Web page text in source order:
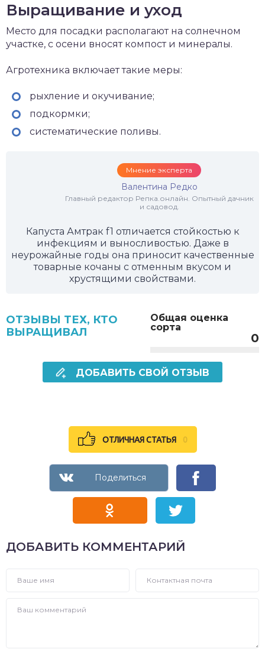
Выращивание и уход
Место для посадки располагают на солнечном
участке, с осени вносят компост и минералы.
Агротехника включает такие меры:
рыхление и окучивание;
подкормки;
систематические поливы.
Мнение эксперта
Валентина Редко
Главный редактор Репка.онлайн. Опытный дачник
и садовод.
Капуста Амтрак f1 отличается стойкостью к
инфекциям и выносливостью. Даже в
неурожайные годы она приносит качественные
товарные кочаны с отменным вкусом и
хрустящими свойствами.
Общая оценка
сорта
0
ОТЗЫВЫ ТЕХ, КТО
ВЫРАЩИВАЛ
ДОБАВИТЬ СВОЙ ОТЗЫВ
ОТЛИЧНАЯ СТАТЬЯ 0
ДОБАВИТЬ КОММЕНТАРИЙ